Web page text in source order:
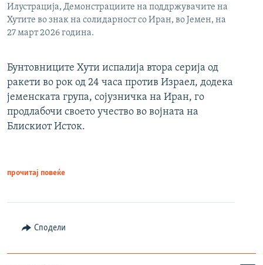
Илустрација, Демонстрациите на поддржувачите на
Хутите во знак на солидарност со Иран, во Јемен, на
27 март 2026 година.
Бунтовниците Хути испалија втора серија од
ракети во рок од 24 часа против Израел, додека
јеменската група, сојузничка на Иран, го
продлабочи своето учество во војната на
Блискиот Исток.
прочитај повеќе
Сподели